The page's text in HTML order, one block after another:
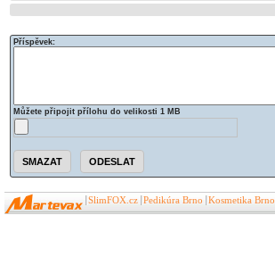
Příspěvek:
Můžete připojit přílohu do velikosti 1 MB
SlimFOX.cz Pedikúra Brno Kosmetika Brno